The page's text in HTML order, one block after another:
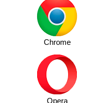
Chrome
Opera